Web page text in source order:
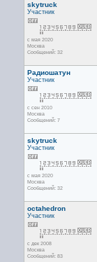
skytruck
Участник
с мая 2020
Москва
Сообщений: 32
Радиошатун
Участник
с сен 2010
Москва
Сообщений: 7
skytruck
Участник
с мая 2020
Москва
Сообщений: 32
octahedron
Участник
с дек 2008
Москва
Сообщений: 83